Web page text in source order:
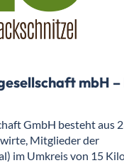
mbH –
GmbH besteht aus
Mitglieder der
im Umkreis von 15